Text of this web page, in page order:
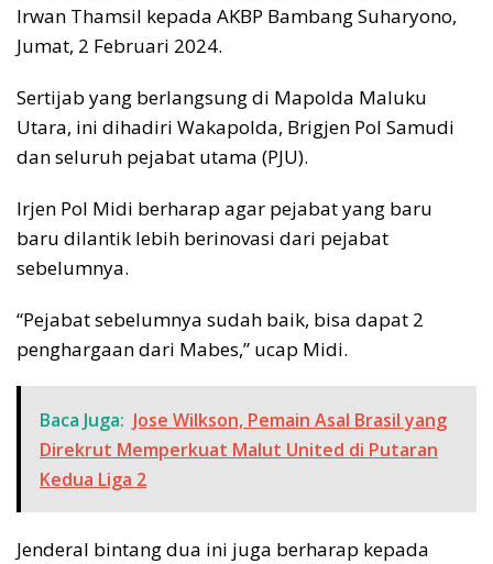
Irwan Thamsil kepada AKBP Bambang Suharyono,
Jumat, 2 Februari 2024.
Sertijab yang berlangsung di Mapolda Maluku
Utara, ini dihadiri Wakapolda, Brigjen Pol Samudi
dan seluruh pejabat utama (PJU).
Irjen Pol Midi berharap agar pejabat yang baru
baru dilantik lebih berinovasi dari pejabat
sebelumnya.
“Pejabat sebelumnya sudah baik, bisa dapat 2
penghargaan dari Mabes,” ucap Midi.
Baca Juga: Jose Wilkson, Pemain Asal Brasil yang
Direkrut Memperkuat Malut United di Putaran
Kedua Liga 2
Jenderal bintang dua ini juga berharap kepada